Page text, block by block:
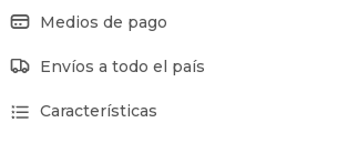
Medios de pago
Envíos a todo el país
Características